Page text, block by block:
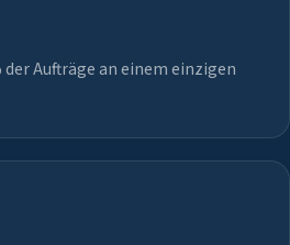
Aufträge an einem einzigen